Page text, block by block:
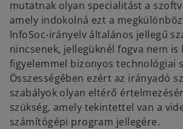
mutatnak olyan specialitást a
amely indokolná ezt a
InfoSoc-irányelv általános jellegű
nincsenek, jellegüknél fogva nem is
figyelemmel bizonyos technológiai
Összességében ezért az irányadó
szabályok olyan eltérő
szükség, amely tekintettel van a
számítógépi program jellegére.